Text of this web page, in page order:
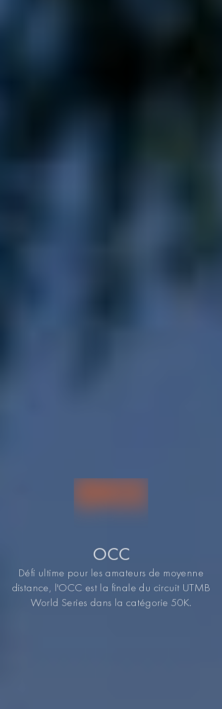
OCC
Défi ultime pour les amateurs de moyenne
distance, l'OCC est la finale du circuit UTMB
World Series dans la catégorie 50K.